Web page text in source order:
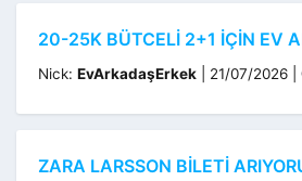
20-25K BÜTCELI 2+1 IÇIN EV
Nick: EvArkadaşErkek 21/07/2026
ZARA LARSSON BILETI